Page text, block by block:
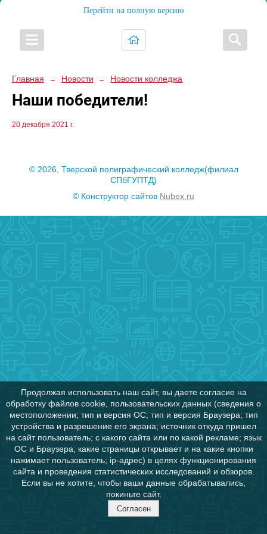
Перейти на полную версию
Главная → Новости → Новости колледжа
Наши победители!
20 декабря 2021 г.
© 2026, Тверской полиграфический колледж(филиал
СПбГУПТД)
© Конструктор сайтов Nubex.ru
Продолжая использовать наш сайт, вы даете согласие на
обработку файлов cookie, пользовательских данных (сведения о
местоположении; тип и версия ОС; тип и версия Браузера; тип
устройства и разрешение его экрана; источник откуда пришел
на сайт пользователь; с какого сайта или по какой рекламе; язык
ОС и Браузера; какие страницы открывает и на какие кнопки
нажимает пользователь; ip-адрес) в целях функционирования
сайта и проведения статистических исследований и обзоров.
Если вы не хотите, чтобы ваши данные обрабатывались,
покиньте сайт.
Согласен